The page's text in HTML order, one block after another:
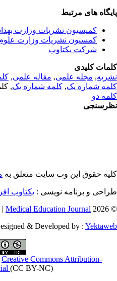
های مرتبط
کمیسیون نشریات وزارت
کمسیون نشریات وزارت علوم
شرکت یکتاوب
کلیدی
,مجله علمی, مقاله علمی,
شماره یک,کلمه شماره یک,
دو
حقوق این وب سایت متعلق به
و برنامه نویسی : یکتاوب
©
Medical Education Journal
Designed & Developed by :
aCreative Commons Attribution-
(CC BY-NC)